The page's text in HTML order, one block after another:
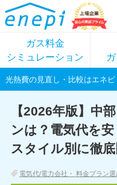
ガス料金
シミュレーション
光熱費の見直し・比較はエネピ
【2026年版】中
ンは？電気代を
スタイル別に徹
電気代/電力会社・ 料金プラン選